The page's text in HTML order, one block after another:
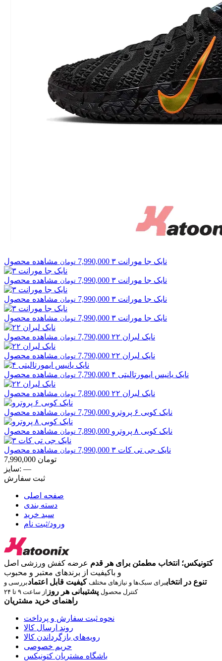
نایک جا مورانت ۳ 7,990,000 تومان مشاهده محصول
نایک جا مورانت ۳ 7,990,000 تومان مشاهده محصول
نایک جا مورانت ۳ 7,990,000 تومان مشاهده محصول
نایک جا مورانت ۳ 7,990,000 تومان مشاهده محصول
نایک لبران ۲۲ 7,790,000 تومان مشاهده محصول
نایک لبران ۲۲ 7,790,000 تومان مشاهده محصول
نایک یانیس ایمورتالیتی ۴ 7,790,000 تومان مشاهده محصول
نایک لبران ۲۲ 7,890,000 تومان مشاهده محصول
نایک کوبی ۶ پروترو 7,790,000 تومان مشاهده محصول
نایک کوبی ۸ پروترو 7,890,000 تومان مشاهده محصول
نایک جی تی کات ۳ 7,990,000 تومان مشاهده محصول
7,990,000 تومان
سایز: —
ثبت سفارش
صفحه اصلی
دسته بندی
سبد خرید
ورود/ثبت نام
کتونیکس؛ انتخاب مطمئن برای هر قدم عرضه کفش ورزشی اصل
و باکیفیت از برندهای معتبر و محبوب
تنوع در انتخاببرای سبک‌ها و نیازهای مختلف کیفیت قابل اعتمادبررسی و
کنترل محصول پشتیبانی هر روز از ساعت ۹ تا ۲۴
راهنمای خرید مشتریان
نحوه ثبت سفارش و پرداخت
روند ارسال کالا
رویه‌های بازگرداندن کالا
حریم خصوصی
باشگاه مشتریان کتونیکس